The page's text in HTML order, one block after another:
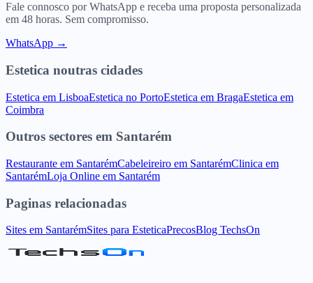
Fale connosco por WhatsApp e receba uma proposta personalizada
em 48 horas. Sem compromisso.
WhatsApp →
Estetica noutras cidades
Estetica em LisboaEstetica no PortoEstetica em BragaEstetica em
Coimbra
Outros sectores em Santarém
Restaurante em SantarémCabeleireiro em SantarémClinica em
SantarémLoja Online em Santarém
Paginas relacionadas
Sites em SantarémSites para EsteticaPrecosBlog TechsOn